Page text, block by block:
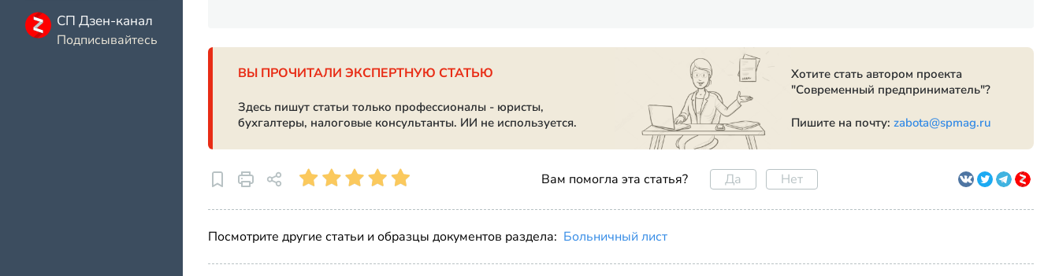
СП Дзен-канал
Подписывайтесь
ВЫ ПРОЧИТАЛИ ЭКСПЕРТНУЮ СТАТЬЮ
Здесь пишут статьи только профессионалы - юристы,
бухгалтеры, налоговые консультанты. ИИ не используется.
Хотите стать автором проекта
"Современный предприниматель"?
Пишите на почту:zabota@spmag.ru
Вам помогла эта статья? Да Нет
Посмотрите другие статьи и образцы документов раздела: Больничный лист